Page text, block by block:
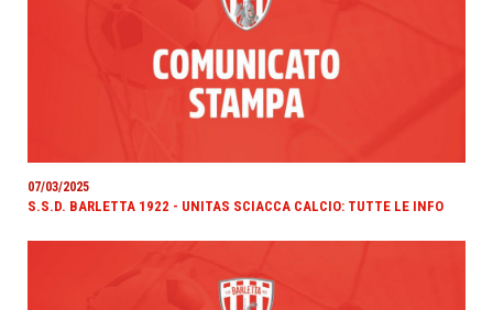
07/03/2025
S.S.D. BARLETTA 1922 - UNITAS SCIACCA CALCIO: TUTTE LE INFO